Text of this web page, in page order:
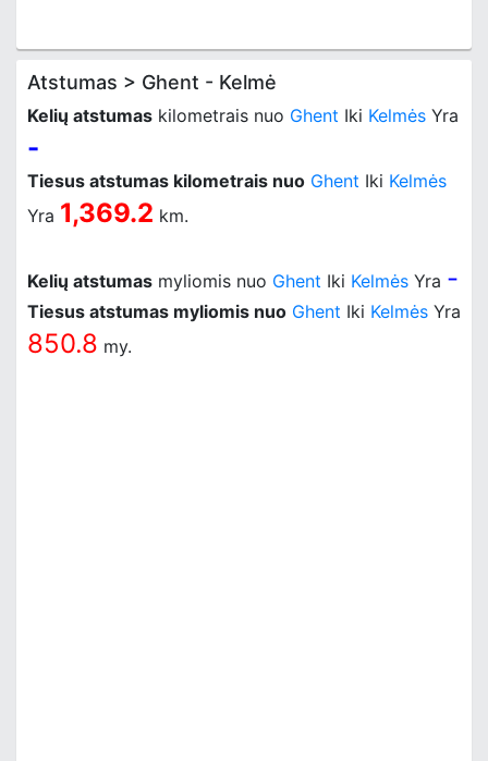
Atstumas > Ghent - Kelmė
Kelių atstumas kilometrais nuo Ghent Iki Kelmės Yra
-
Tiesus atstumas kilometrais nuo Ghent Iki Kelmės
Yra 1,369.2 km.
Kelių atstumas myliomis nuo Ghent Iki Kelmės Yra -
Tiesus atstumas myliomis nuo Ghent Iki Kelmės Yra
850.8 my.